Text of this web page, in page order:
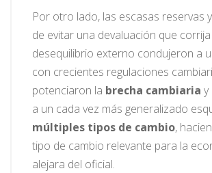
Por otro lado, las escasas reservas
de evitar una devaluación que
desequilibrio externo condujeron a
con crecientes regulaciones
potenciaron la brecha cambiaria y
a un cada vez más generalizado
múltiples tipos de cambio,
tipo de cambio relevante para la
alejara del oficial.